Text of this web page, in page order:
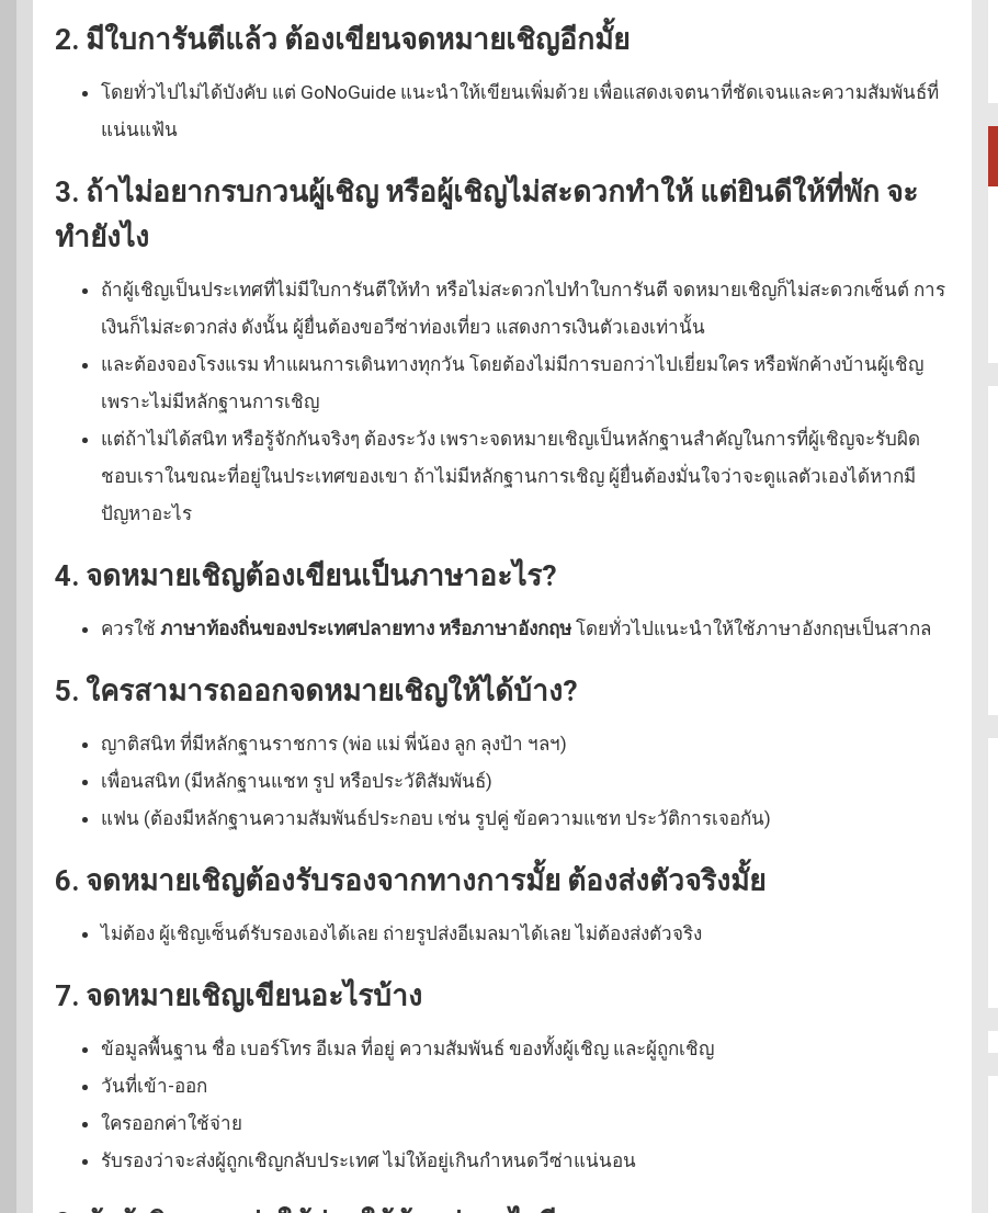
2. มีใบการันตีแล้ว ต้องเขียนจดหมายเชิญอีกมั้ย
โดยทั่วไปไม่ได้บังคับ แต่ GoNoGuide แนะนำให้เขียนเพิ่มด้วย เพื่อแสดงเจตนาที่ชัดเจนและความสัมพันธ์ที่
แน่นแฟ้น
3. ถ้าไม่อยากรบกวนผู้เชิญ หรือผู้เชิญไม่สะดวกทำให้ แต่ยินดีให้ที่พัก จะ
ทำยังไง
ถ้าผู้เชิญเป็นประเทศที่ไม่มีใบการันตีให้ทำ หรือไม่สะดวกไปทำใบการันตี จดหมายเชิญก็ไม่สะดวกเซ็นต์ การ
เงินก็ไม่สะดวกส่ง ดังนั้น ผู้ยื่นต้องขอวีซ่าท่องเที่ยว แสดงการเงินตัวเองเท่านั้น
และต้องจองโรงแรม ทำแผนการเดินทางทุกวัน โดยต้องไม่มีการบอกว่าไปเยี่ยมใคร หรือพักค้างบ้านผู้เชิญ
เพราะไม่มีหลักฐานการเชิญ
แต่ถ้าไม่ได้สนิท หรือรู้จักกันจริงๆ ต้องระวัง เพราะจดหมายเชิญเป็นหลักฐานสำคัญในการที่ผู้เชิญจะรับผิด
ชอบเราในขณะที่อยู่ในประเทศของเขา ถ้าไม่มีหลักฐานการเชิญ ผู้ยื่นต้องมั่นใจว่าจะดูแลตัวเองได้หากมี
ปัญหาอะไร
4. จดหมายเชิญต้องเขียนเป็นภาษาอะไร?
ควรใช้ ภาษาท้องถิ่นของประเทศปลายทาง หรือภาษาอังกฤษ โดยทั่วไปแนะนำให้ใช้ภาษาอังกฤษเป็นสากล
5. ใครสามารถออกจดหมายเชิญให้ได้บ้าง?
ญาติสนิท ที่มีหลักฐานราชการ (พ่อ แม่ พี่น้อง ลูก ลุงป้า ฯลฯ)
เพื่อนสนิท (มีหลักฐานแชท รูป หรือประวัติสัมพันธ์)
แฟน (ต้องมีหลักฐานความสัมพันธ์ประกอบ เช่น รูปคู่ ข้อความแชท ประวัติการเจอกัน)
6. จดหมายเชิญต้องรับรองจากทางการมั้ย ต้องส่งตัวจริงมั้ย
ไม่ต้อง ผู้เชิญเซ็นต์รับรองเองได้เลย ถ่ายรูปส่งอีเมลมาได้เลย ไม่ต้องส่งตัวจริง
7. จดหมายเชิญเขียนอะไรบ้าง
ข้อมูลพื้นฐาน ชื่อ เบอร์โทร อีเมล ที่อยู่ ความสัมพันธ์ ของทั้งผู้เชิญ และผู้ถูกเชิญ
วันที่เข้า-ออก
ใครออกค่าใช้จ่าย
รับรองว่าจะส่งผู้ถูกเชิญกลับประเทศ ไม่ให้อยู่เกินกำหนดวีซ่าแน่นอน